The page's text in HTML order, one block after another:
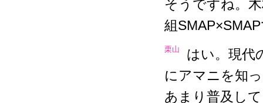
そうですね。
組
栗山
はい。現代
にアマニを知
あまり普及し